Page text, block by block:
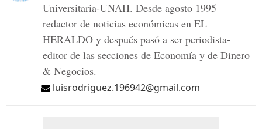
Universitaria-UNAH. Desde agosto 1995
redactor de noticias económicas en EL
HERALDO y después pasó a ser periodista-
editor de las secciones de Economía y de Dinero
& Negocios.
luisrodriguez.196942@gmail.com